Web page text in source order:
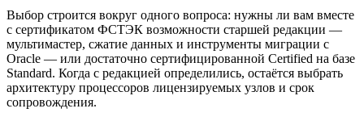
Выбор строится вокруг одного вопроса: нужны ли вам вместе
с сертификатом ФСТЭК возможности старшей редакции —
мультимастер, сжатие данных и инструменты миграции с
Oracle — или достаточно сертифицированной Certified на базе
Standard. Когда с редакцией определились, остаётся выбрать
архитектуру процессоров лицензируемых узлов и срок
сопровождения.